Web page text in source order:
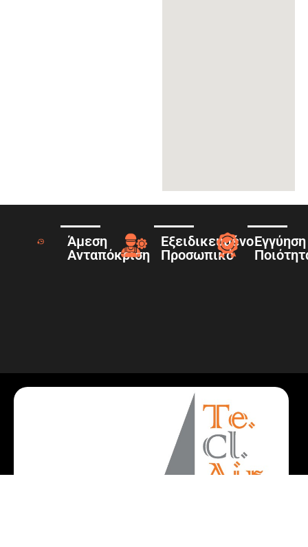
Άμεση
Ανταπόκριση
Εξειδικευμένο
Προσωπικό
Εγγύηση